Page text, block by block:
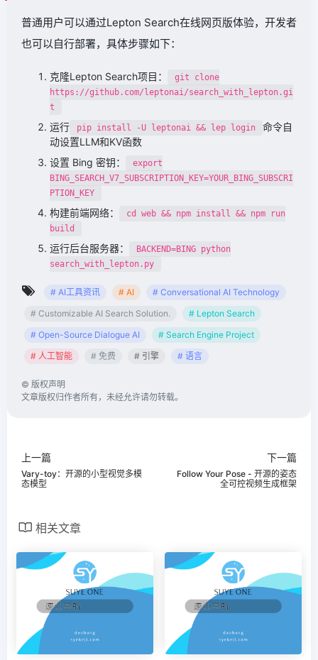
普通用户可以通过Lepton Search在线网页版体验，开发者
也可以自行部署，具体步骤如下：
克隆Lepton Search项目：
git clone
https://github.com/leptonai/search_with_lepton.gi
t
运行 pip install -U leptonai && lep login
命令自
动设置LLM和KV函数
设置 Bing 密钥：
export
BING_SEARCH_V7_SUBSCRIPTION_KEY=YOUR_BING_SUBSCRI
PTION_KEY
构建前端网络：
cd web && npm install && npm run
build
运行后台服务器：
BACKEND=BING python
search_with_lepton.py
# AI工具资讯 # AI
# Conversational AI Technology
# Customizable AI Search Solution.
# Lepton Search
# Open-Source Dialogue AI
# Search Engine Project
# 人工智能
# 免费 # 引擎 # 语言
© 版权声明
文章版权归作者所有，未经允许请勿转载。
上一篇
Vary-toy：开源的小型视觉多模
态模型
下一篇
Follow Your Pose - 开源的姿态
全可控视频生成框架
相关文章